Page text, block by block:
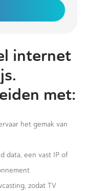
internet
met:
het gemak van
data, een vast IP of
zodat TV